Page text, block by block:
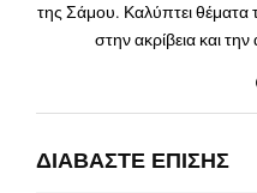
της Σάμου. Καλύπτει θέματα
στην ακρίβεια και
ΔΙΑΒΆΣΤΕ ΕΠΊΣΗΣ